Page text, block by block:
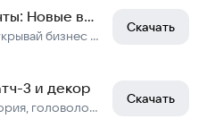
Небоскреб Мечты: Новые вершины
Строй башню и открывай бизнес на этажах!
Скачать
3 и декор
Удивительная история, головоломки и дизайн роскошного отеля в горах!
Скачать